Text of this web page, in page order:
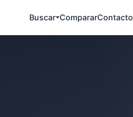
Buscar CompararContacto